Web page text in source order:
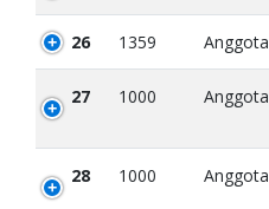
26 1359 Anggota
27 1000 Anggota
28 1000 Anggota